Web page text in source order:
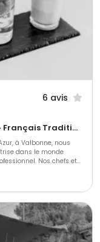
6 avis
Gastronomique • Cuisine régionale • Français Traditionnel
à Valbonne, nous
dans le monde
Nos chefs et
vos plats aux couleurs
et d’exceptions.